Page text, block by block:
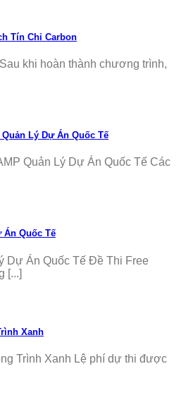
Tín Chỉ Carbon
khi hoàn thành chương trình,
Lý Dự Án Quốc Tế
Quản Lý Dự Án Quốc Tế Các
Án Quốc Tế
Dự Án Quốc Tế Đề Thi Free
[...]
Xanh
Trình Xanh Lệ phí dự thi được